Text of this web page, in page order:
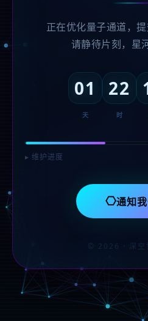
正在优化量子通道，提
请静待片刻，星
01
天
22
时
▸ 维护进度
⎔通知
© 2026 · 深空